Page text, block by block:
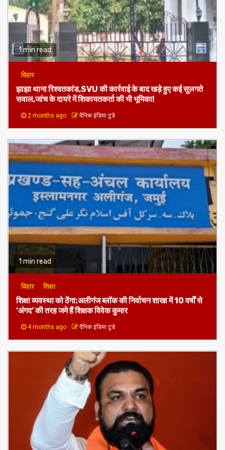
1 min read
बिहार
झाझा थाना रिश्वतकांड,SVU की कार्रवाई के बाद खड़े हुए कई सुलगते
सवाल,जांच के दायरे में शिकायतकर्ता की भी भूमिका!
2 months ago दैनिक इंडिया टुडे
1 min read
बिहार शिक्षा
शिक्षा व्यवस्था को ठेंगा:अलीगंज ब्लॉक की निर्वाचन शाखा में 10 वर्षों से
‘अंगद’ की तरह जमे हैं शिक्षक विवेक कुमार
4 months ago दैनिक इंडिया टुडे